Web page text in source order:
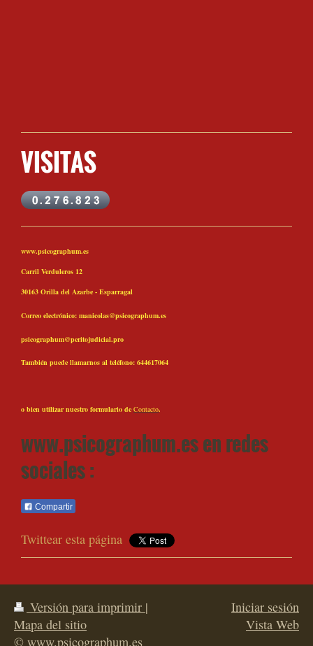
VISITAS
www.psicographum.es
Carril Verduleros 12
30163 Orilla del Azarbe - Esparragal
Correo electrónico: manicolas@psicographum.es
psicographum@peritojudicial.pro
También puede llamarnos al teléfono: 644617064
o bien utilizar nuestro formulario de Contacto.
www.psicographum.es en redes
sociales :
Compartir
Twittear esta página
Versión para imprimir |
Mapa del sitio
© www.psicographum.es
Iniciar sesión
Vista Web